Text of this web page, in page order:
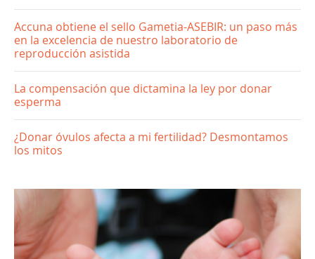
Accuna obtiene el sello Gametia-ASEBIR: un paso más
en la excelencia de nuestro laboratorio de
reproducción asistida
La compensación que dictamina la ley por donar
esperma
¿Donar óvulos afecta a mi fertilidad? Desmontamos
los mitos